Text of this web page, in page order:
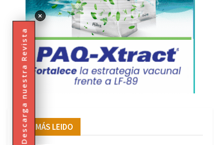
LO MÁS LEIDO
Descarga nuestra Revista
×